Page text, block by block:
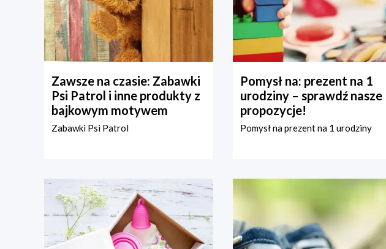
Zawsze na czasie: Zabawki
Psi Patrol i inne produkty z
bajkowym motywem
Zabawki Psi Patrol
Pomysł na: prezent na 1
urodziny – sprawdź nasze
propozycje!
Pomysł na prezent na 1 urodziny